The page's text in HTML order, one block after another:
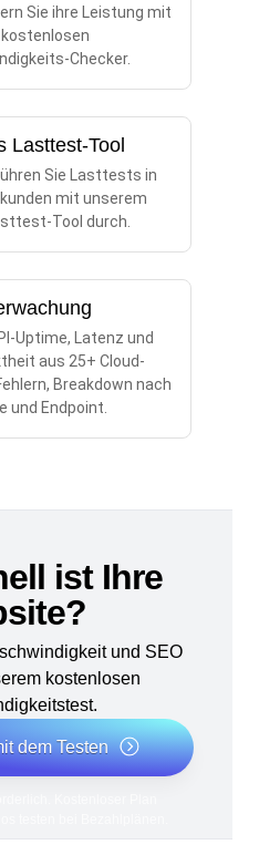
Sie ihre Leistung mit
Checker.
Lasttest-Tool
Sie Lasttests in
mit unserem
Tool durch.
Uptime, Latenz und
aus 25+ Cloud-
Breakdown nach
und Endpoint.
ist Ihre
und SEO
kostenlosen
dem Testen